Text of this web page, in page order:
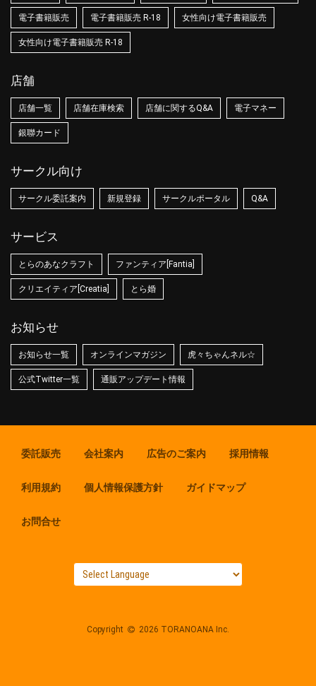
電子書籍販売 電子書籍販売 R-18 女性向け電子書籍販売
女性向け電子書籍販売 R-18
店舗
店舗一覧 店舗在庫検索 店舗に関するQ&A 電子マネー
銀聯カード
サークル向け
サークル委託案内 新規登録 サークルポータル Q&A
サービス
とらのあなクラフト ファンティア[Fantia]
クリエイティア[Creatia] とら婚
お知らせ
お知らせ一覧 オンラインマガジン 虎々ちゃんネル☆
公式Twitter一覧 通販アップデート情報
委託販売 会社案内 広告のご案内 採用情報
利用規約 個人情報保護方針 ガイドマップ
お問合せ
Copyright 2026 TORANOANA Inc.